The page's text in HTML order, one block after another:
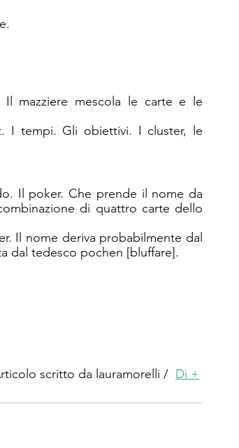
mazziere mescola le carte e le
I tempi. Gli obiettivi. I cluster, le
Il poker. Che prende il nome da
di quattro carte dello
Il nome deriva probabilmente dal
dal tedesco pochen [bluffare].
scritto da lauramorelli / Di +